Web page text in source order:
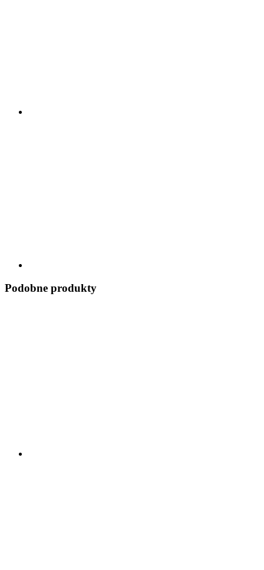
Podobne produkty